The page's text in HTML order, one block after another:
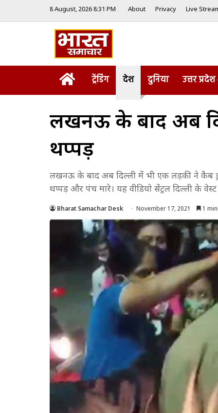
8 August, 2026 8:31 PM About Privacy Live
Homeट्रेंडिंग देश दुनिया उत्तर प्रदेश
लखनऊ के बाद अब
थप्पड़
लखनऊ के बाद अब दिल्ली में भी एक लड़की ने कैब
थप्पड़ और पंच मारे। यह वीडियो सेंट्रल दिल्ली के
Bharat Samachar Desk November 17, 2021 1